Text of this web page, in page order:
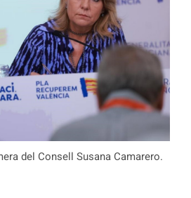
del Consell Susana Camarero.